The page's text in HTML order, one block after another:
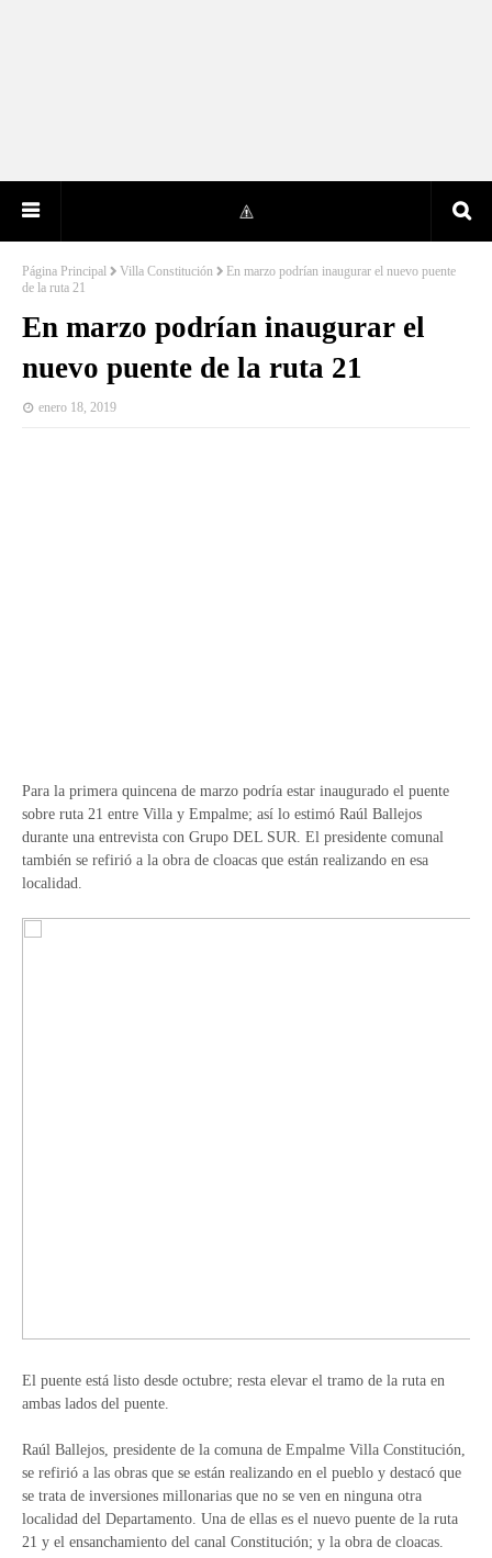
Página Principal Villa Constitución
En marzo podrían inaugurar el nuevo puente
de la ruta 21
En marzo podrían inaugurar el
nuevo puente de la ruta 21
enero 18, 2019
Para la primera quincena de marzo podría estar inaugurado el puente
sobre ruta 21 entre Villa y Empalme; así lo estimó Raúl Ballejos
durante una entrevista con Grupo DEL SUR. El presidente comunal
también se refirió a la obra de cloacas que están realizando en esa
localidad.
El puente está listo desde octubre; resta elevar el tramo de la ruta en
ambas lados del puente.
Raúl Ballejos, presidente de la comuna de Empalme Villa Constitución,
se refirió a las obras que se están realizando en el pueblo y destacó que
se trata de inversiones millonarias que no se ven en ninguna otra
localidad del Departamento. Una de ellas es el nuevo puente de la ruta
21 y el ensanchamiento del canal Constitución; y la obra de cloacas.